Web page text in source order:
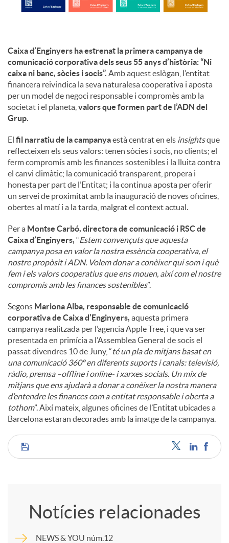
t
s
Caixa d’Enginyers ha estrenat la primera campanya de
comunicació corporativa dels seus 55 anys d’història: “Ni
caixa ni banc, sòcies i socis”. Amb aquest eslògan, l’entitat
financera reivindica la seva naturalesa cooperativa i aposta
per un model de negoci responsable i compromès amb la
societat i el planeta, valors que formen part de l’ADN del
Grup.
El fil narratiu de la campanyaestà centrat en els insightsque
reflecteixen els seus valors: tenen sòcies i socis, no clients; el
ferm compromís amb les finances sostenibles i la lluita contra
el canvi climàtic; la comunicació transparent, propera i
honesta per part de l’Entitat; i la continua aposta per oferir
un servei de proximitat amb la inauguració de noves oficines,
obertes al matí i a la tarda, malgrat el context actual.
Per a Montse Carbó, directora de comunicació i RSC de
Caixa d’Enginyers, “Estem convençuts que aquesta
campanya posa en valor la nostra essència cooperativa, el
nostre propòsit i ADN. Volem donar a conèixer qui som i què
fem i els valors cooperatius que ens mouen, així com el nostre
compromís amb les finances sostenibles”.
Segons Mariona Alba, responsable de comunicació
corporativa de Caixa d’Enginyers, aquesta primera
campanya realitzada per l’agencia Apple Tree, i que va ser
presentada en primícia a l’Assemblea General de socis el
passat divendres 10 de Juny, “té un pla de mitjans basat en
una comunicació 360º en diferents suports i canals: televisió,
ràdio, premsa –offline i online- i xarxes socials. Un mix de
mitjans que ens ajudarà a donar a conèixer la nostra manera
d’entendre les finances com a entitat responsable i oberta a
tothom”. Així mateix, algunes oficines de l’Entitat ubicades a
Barcelona estaran decorades amb la imatge de la campanya.
C
Notícies relacionades
NEWS & YOU núm.12